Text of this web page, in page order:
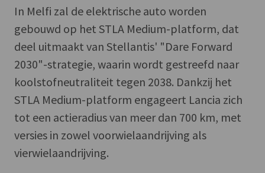
In Melfi zal de elektrische auto worden
gebouwd op het STLA Medium-platform, dat
deel uitmaakt van Stellantis' "Dare Forward
2030"-strategie, waarin wordt gestreefd naar
koolstofneutraliteit tegen 2038. Dankzij het
STLA Medium-platform engageert Lancia zich
tot een actieradius van meer dan 700 km, met
versies in zowel voorwielaandrijving als
vierwielaandrijving.